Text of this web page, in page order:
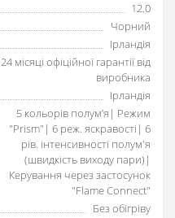
12.0
Чорний
Ірландія
24 місяці офіційної гарантії від
виробника
Ірландія
5 кольорів полумʼя| Режим
"Prism"| 6 реж. яскравості| 6
рів. інтенсивності полум'я
(швидкість виходу пари)|
Керування через застосунок
"Flame Connect"
Без обігріву